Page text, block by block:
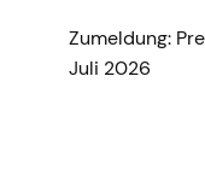
Zumeldung:
Juli 2026